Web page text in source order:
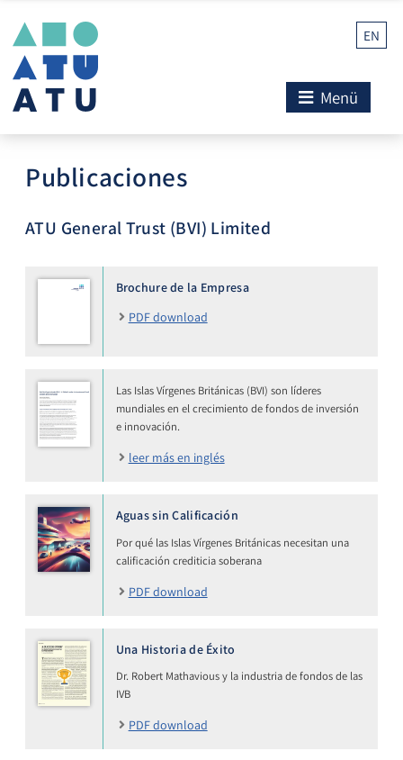
EN
Menü
Publicaciones
ATU General Trust (BVI) Limited
Brochure de la Empresa
PDF download
Las Islas Vírgenes Británicas (BVI) son líderes
mundiales en el crecimiento de fondos de inversión
e innovación.
leer más en inglés
Aguas sin Calificación
Por qué las Islas Vírgenes Británicas necesitan una
calificación crediticia soberana
PDF download
Una Historia de Éxito
Dr. Robert Mathavious y la industria de fondos de las
IVB
PDF download